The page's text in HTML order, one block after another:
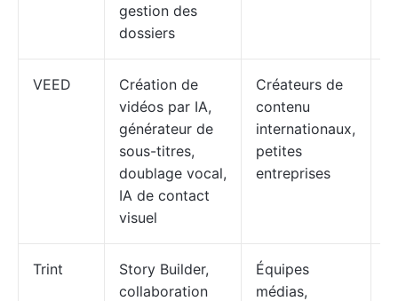
gestion des
dossiers
VEED
Création de
vidéos par IA,
générateur de
sous-titres,
doublage vocal,
IA de contact
visuel
Créateurs de
contenu
internationaux,
petites
entreprises
Trint
Story Builder,
collaboration
Équipes
médias,